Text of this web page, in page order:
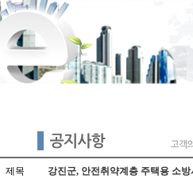
제목 강진군,안전취약계층 주택용 소